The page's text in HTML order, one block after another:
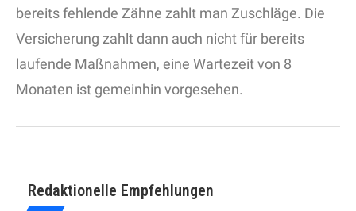
bereits fehlende Zähne zahlt man Zuschläge. Die
Versicherung zahlt dann auch nicht für bereits
laufende Maßnahmen, eine Wartezeit von 8
Monaten ist gemeinhin vorgesehen.
Redaktionelle Empfehlungen